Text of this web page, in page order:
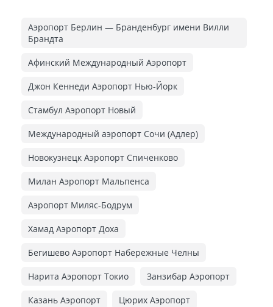
Аэропорт Берлин — Бранденбург имени Вилли
Брандта
Афинский Международный Аэропорт
Джон Кеннеди Аэропорт Нью-Йорк
Стамбул Аэропорт Новый
Международный аэропорт Сочи (Адлер)
Новокузнецк Аэропорт Спиченково
Милан Аэропорт Мальпенса
Аэропорт Миляс-Бодрум
Хамад Аэропорт Доха
Бегишево Аэропорт Набережные Челны
Нарита Аэропорт Токио Занзибар Аэропорт
Казань Аэропорт Цюрих Аэропорт